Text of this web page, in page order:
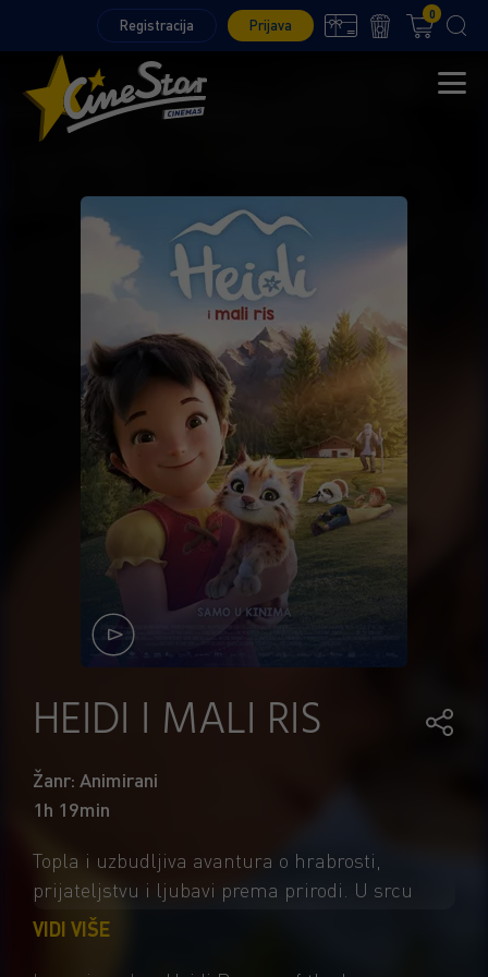
Registracija Prijava
0
HEIDI I MALI RIS
Žanr: Animirani
1h 19min
Topla i uzbudljiva avantura o hrabrosti,
prijateljstvu i ljubavi prema prirodi. U srcu
švicarskih Alpa razigrana djevojčica uživa u
VIDI VIŠE